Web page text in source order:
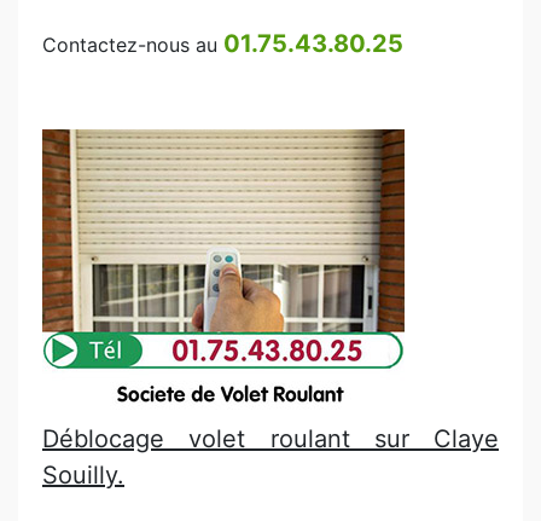
Contactez-nous au 01.75.43.80.25
Déblocage volet roulant sur Claye
Souilly.